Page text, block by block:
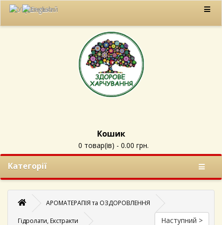
Кошик
0 товар(ів) - 0.00 грн.
Категорії
АРОМАТЕРАПІЯ та ОЗДОРОВЛЕННЯ
Гідролати, Екстракти Наступний >